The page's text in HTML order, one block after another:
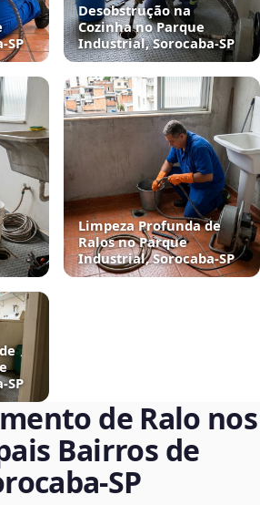
Desobstrução na
Cozinha no Parque
Industrial, Sorocaba‑SP
Limpeza Profunda de
Ralos no Parque
Industrial, Sorocaba‑SP
de Ralo nos
Bairros de